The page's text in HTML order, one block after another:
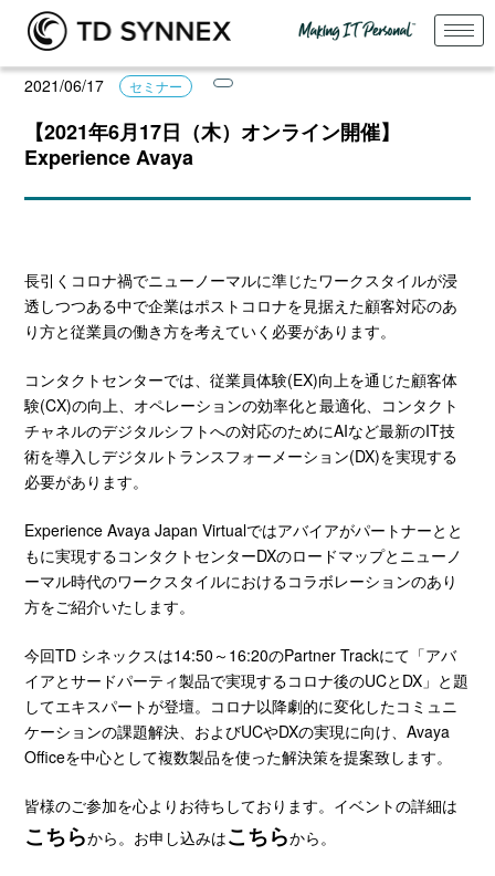
2021/06/17 セミナー
【2021年6月17日（木）オンライン開催】
Experience Avaya
長引くコロナ禍でニューノーマルに準じたワークスタイルが浸
透しつつある中で企業はポストコロナを見据えた顧客対応のあ
り方と従業員の働き方を考えていく必要があります。
コンタクトセンターでは、従業員体験(EX)向上を通じた顧客体
験(CX)の向上、オペレーションの効率化と最適化、コンタクト
チャネルのデジタルシフトへの対応のためにAIなど最新のIT技
術を導入しデジタルトランスフォーメーション(DX)を実現する
必要があります。
Experience Avaya Japan Virtualではアバイアがパートナーとと
もに実現するコンタクトセンターDXのロードマップとニューノ
ーマル時代のワークスタイルにおけるコラボレーションのあり
方をご紹介いたします。
今回TD シネックスは14:50～16:20のPartner Trackにて「アバ
イアとサードパーティ製品で実現するコロナ後のUCとDX」と題
してエキスパートが登壇。コロナ以降劇的に変化したコミュニ
ケーションの課題解決、およびUCやDXの実現に向け、Avaya
Officeを中心として複数製品を使った解決策を提案致します。
皆様のご参加を心よりお待ちしております。イベントの詳細は
こちらから。お申し込みはこちらから。